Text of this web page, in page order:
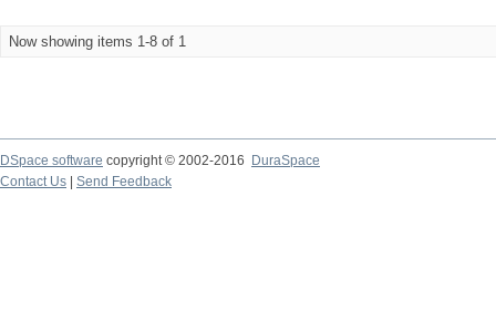
Now showing items 1-8 of 1
DSpace software copyright © 2002-2016
DuraSpace
Contact Us
Send Feedback